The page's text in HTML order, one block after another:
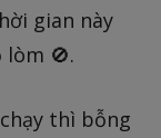
gian này
🚫.
thì bỗng